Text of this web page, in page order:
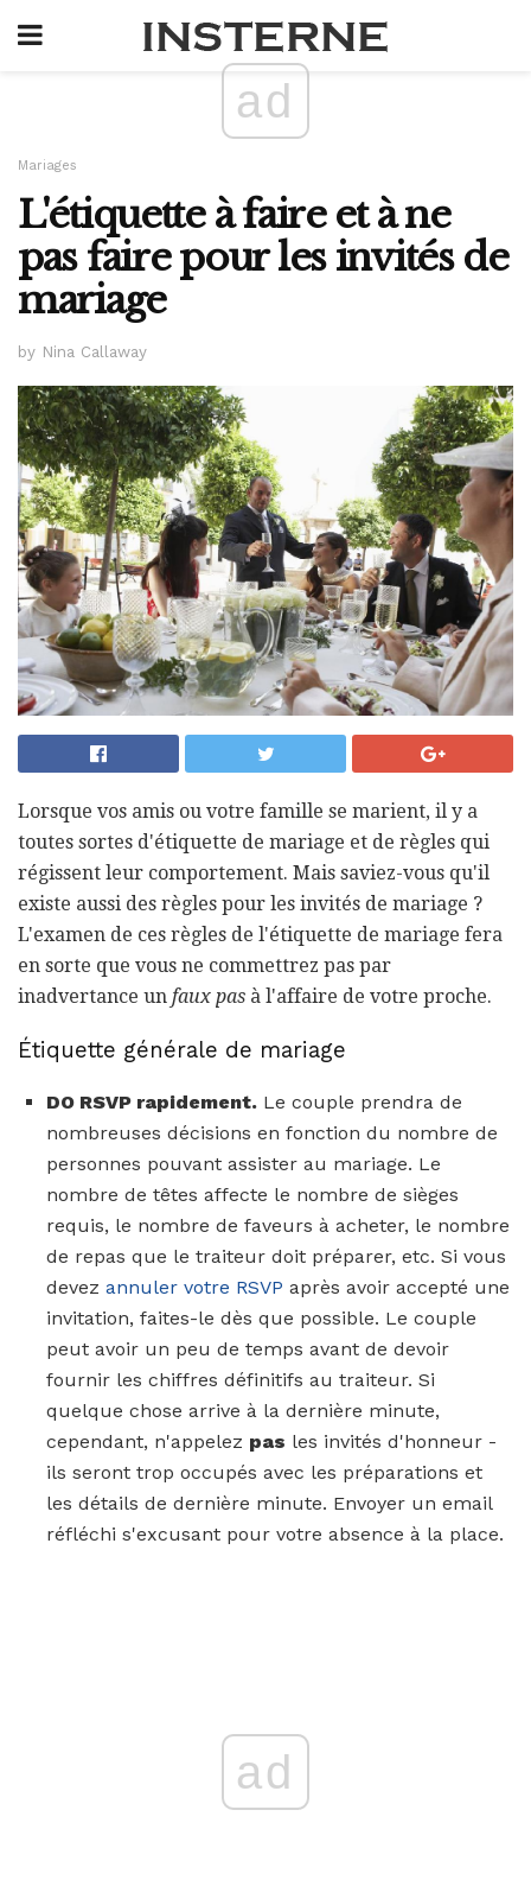
ad
Mariages
L'étiquette à faire et à ne
pas faire pour les invités de
mariage
by Nina Callaway
Lorsque vos amis ou votre famille se marient, il y a
toutes sortes d'étiquette de mariage et de règles qui
régissent leur comportement. Mais saviez-vous qu'il
existe aussi des règles pour les invités de mariage ?
L'examen de ces règles de l'étiquette de mariage fera
en sorte que vous ne commettrez pas par
inadvertance un faux pas à l'affaire de votre proche.
Étiquette générale de mariage
DO RSVP rapidement. Le couple prendra de
nombreuses décisions en fonction du nombre de
personnes pouvant assister au mariage. Le
nombre de têtes affecte le nombre de sièges
requis, le nombre de faveurs à acheter, le nombre
de repas que le traiteur doit préparer, etc. Si vous
devez annuler votre RSVP après avoir accepté une
invitation, faites-le dès que possible. Le couple
peut avoir un peu de temps avant de devoir
fournir les chiffres définitifs au traiteur. Si
quelque chose arrive à la dernière minute,
cependant, n'appelez pas les invités d'honneur -
ils seront trop occupés avec les préparations et
les détails de dernière minute. Envoyer un email
réfléchi s'excusant pour votre absence à la place.
ad